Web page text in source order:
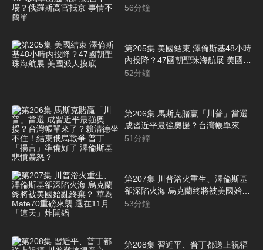
逃 北約親自下場？俄羅斯高官抵京
56分鐘
第205集 美國結束 澤倫斯基48小時
內投降？47國朝聖珠海航展 美國派
人摸底
52分鐘
第206集 馬斯克賭贏「川普」當選
成習近平最強奧援？台灣帳單來
了？賴清德坐不住！結束俄烏戰爭
51分鐘
第207集 川普浴火重生、澤倫斯基
卻深陷火海 烏克蘭終將被美國始亂
終棄？ 華為Mate70重磅來襲 選在
53分鐘
第208集 習近平、普丁都送上祝福